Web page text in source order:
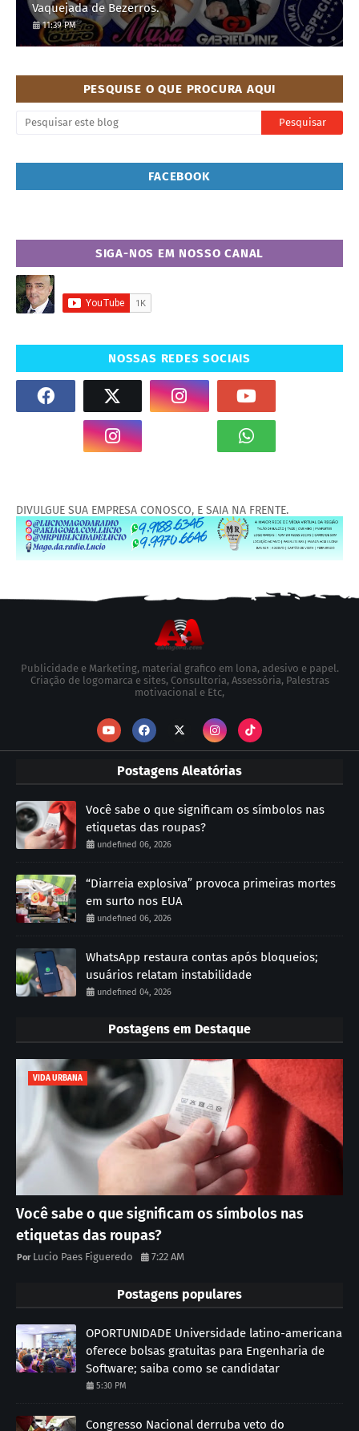
Vaquejada de Bezerros.
11:39 PM
PESQUISE O QUE PROCURA AQUI
FACEBOOK
SIGA-NOS EM NOSSO CANAL
NOSSAS REDES SOCIAIS
DIVULGUE SUA EMPRESA CONOSCO, E SAIA NA FRENTE.
Publicidade e Marketing, material grafico em lona, adesivo e papel.
Criação de logomarca e sites, Consultoria, Assessória, Palestras
motivacional e Etc,
Postagens Aleatórias
Você sabe o que significam os símbolos nas
etiquetas das roupas?
undefined 06, 2026
“Diarreia explosiva” provoca primeiras mortes
em surto nos EUA
undefined 06, 2026
WhatsApp restaura contas após bloqueios;
usuários relatam instabilidade
undefined 04, 2026
Postagens em Destaque
VIDA URBANA
Você sabe o que significam os símbolos nas
etiquetas das roupas?
Lucio Paes Figueredo 7:22 AM
Postagens populares
OPORTUNIDADE Universidade latino-americana
oferece bolsas gratuitas para Engenharia de
Software; saiba como se candidatar
5:30 PM
Congresso Nacional derruba veto do